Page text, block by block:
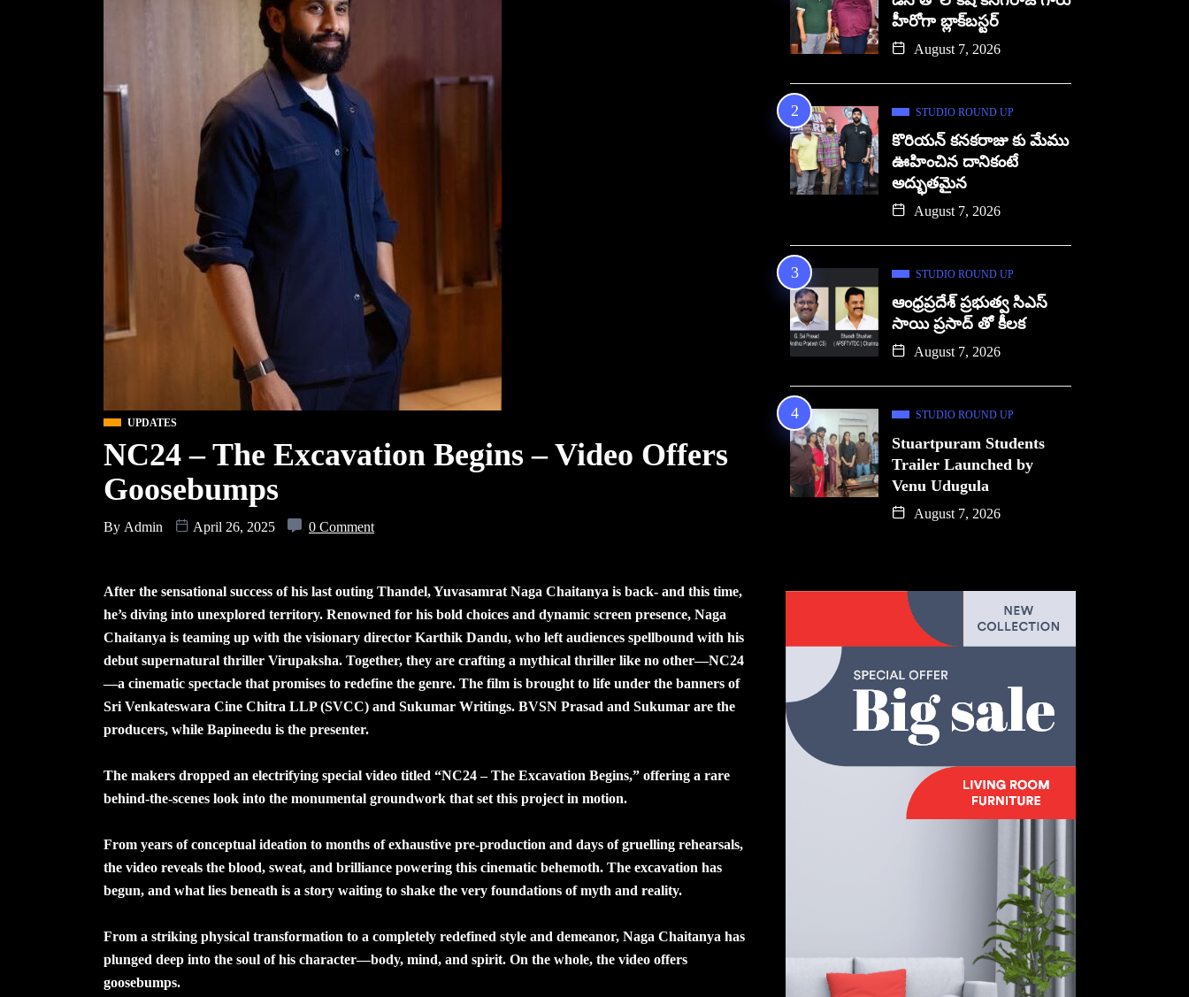
UPDATES
NC24 – The Excavation Begins – Video Offers
Goosebumps
By Admin April 26, 2025 0 Comment
After the sensational success of his last outing Thandel, Yuvasamrat Naga Chaitanya is back- and this time,
he’s diving into unexplored territory. Renowned for his bold choices and dynamic screen presence, Naga
Chaitanya is teaming up with the visionary director Karthik Dandu, who left audiences spellbound with his
debut supernatural thriller Virupaksha. Together, they are crafting a mythical thriller like no other—NC24
—a cinematic spectacle that promises to redefine the genre. The film is brought to life under the banners of
Sri Venkateswara Cine Chitra LLP (SVCC) and Sukumar Writings. BVSN Prasad and Sukumar are the
producers, while Bapineedu is the presenter.
The makers dropped an electrifying special video titled “NC24 – The Excavation Begins,” offering a rare
behind-the-scenes look into the monumental groundwork that set this project in motion.
From years of conceptual ideation to months of exhaustive pre-production and days of gruelling rehearsals,
the video reveals the blood, sweat, and brilliance powering this cinematic behemoth. The excavation has
begun, and what lies beneath is a story waiting to shake the very foundations of myth and reality.
From a striking physical transformation to a completely redefined style and demeanor, Naga Chaitanya has
plunged deep into the soul of his character—body, mind, and spirit. On the whole, the video offers
goosebumps.
హీరోగా బ్లాక్‌బస్టర్
August 7, 2026
STUDIO ROUND UP
కొరియన్ కనకరాజు కు మేము
ఊహించిన దానికంటే
అద్భుతమైన
August 7, 2026
STUDIO ROUND UP
ఆంధ్రప్రదేశ్ ప్రభుత్వ సిఎస్
సాయి ప్రసాద్ తో కీలక
August 7, 2026
STUDIO ROUND UP
Stuartpuram Students
Trailer Launched by
Venu Udugula
August 7, 2026